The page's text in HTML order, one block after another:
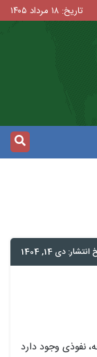
تاریخ: ۱۸ مرداد ۱۴۰۵
دی 14, 1404